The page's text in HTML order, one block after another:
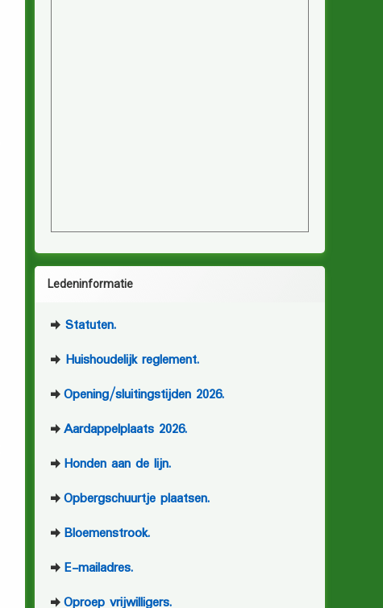
Ledeninformatie
Statuten.
Huishoudelijk reglement.
Opening/sluitingstijden 2026.
Aardappelplaats 2026.
Honden aan de lijn.
Opbergschuurtje plaatsen.
Bloemenstrook.
E-mailadres.
Oproep vrijwilligers.